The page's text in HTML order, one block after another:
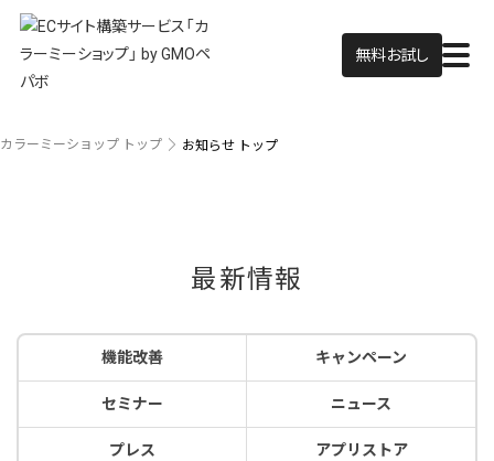
無料お試し
カラーミーショップ トップ お知らせ トップ
最新情報
機能改善 キャンペーン
セミナー ニュース
プレス アプリストア